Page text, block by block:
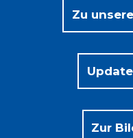
Zu
Zur